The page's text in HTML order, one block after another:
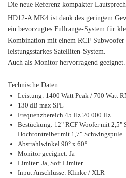
Die neue Referenz kompakter
HD12-A MK4 ist dank des geringem
ein bevorzugtes Fullrange-System für
Kombination mit einem RCF
leistungsstarkes Satelliten-System.
Auch als Monitor hervorragend geeignet.
Technische Daten
Leistung: 1400 Watt Peak / 700 Watt
130 dB max SPL
Frequenzbereich 45 Hz 20.000 Hz
Bestückung: 12" RCF Woofer mit 2,5"
Hochtontreiber mit 1,7" Schwingspule
Abstrahlwinkel 90° x 60°
Monitor geeignet: Ja
Limiter: Ja, Soft Limiter
Input Anschlüsse: Klinke / XLR